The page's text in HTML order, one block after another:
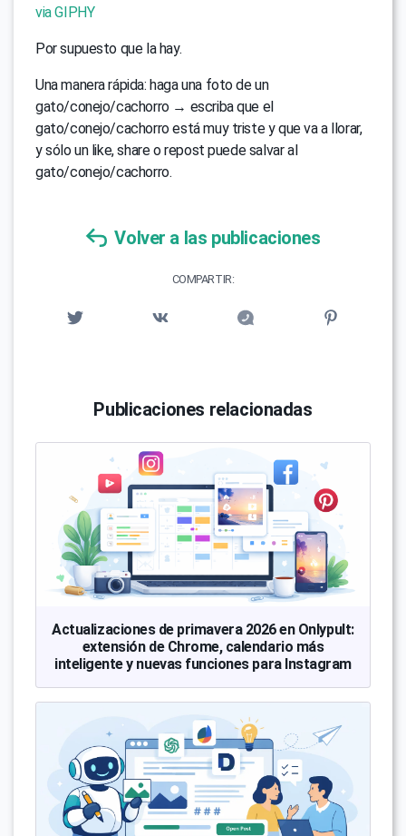
via GIPHY
Por supuesto que la hay.
Una manera rápida: haga una foto de un
gato/conejo/cachorro → escriba que el
gato/conejo/cachorro está muy triste y que va a llorar,
y sólo un like, share o repost puede salvar al
gato/conejo/cachorro.
Volver a las publicaciones
COMPARTIR:
Publicaciones relacionadas
Actualizaciones de primavera 2026 en Onlypult:
extensión de Chrome, calendario más
inteligente y nuevas funciones para Instagram